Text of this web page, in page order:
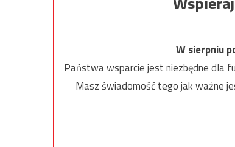
W sierpniu
Państwa wsparcie jest niezbędne dla
Masz świadomość tego jak ważne